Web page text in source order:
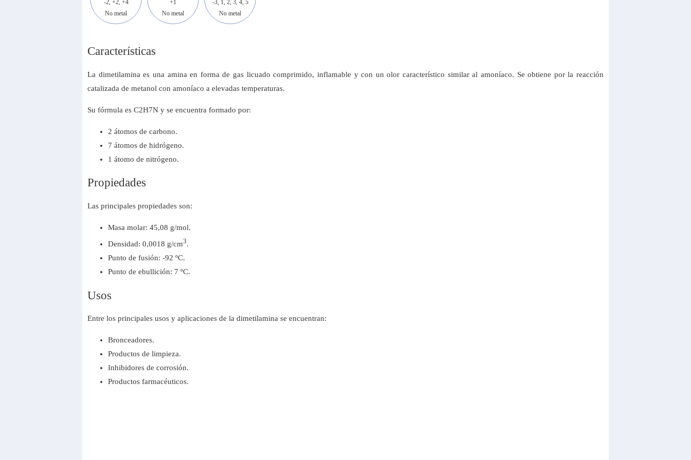
-2, +2, +4
No metal
+1
No metal
-3, 1, 2, 3, 4, 5
No metal
Características
La dimetilamina es una amina en forma de gas licuado comprimido, inflamable y con un olor característico similar al amoníaco. Se obtiene por la reacción
catalizada de metanol con amoníaco a elevadas temperaturas.
Su fórmula es C2H7N y se encuentra formado por:
2 átomos de carbono.
7 átomos de hidrógeno.
1 átomo de nitrógeno.
Propiedades
Las principales propiedades son:
Masa molar: 45,08 g/mol.
Densidad: 0,0018 g/cm3.
Punto de fusión: -92 ºC.
Punto de ebullición: 7 ºC.
Usos
Entre los principales usos y aplicaciones de la dimetilamina se encuentran:
Bronceadores.
Productos de limpieza.
Inhibidores de corrosión.
Productos farmacéuticos.